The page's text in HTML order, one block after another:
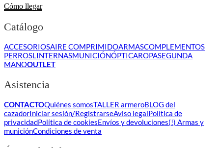
Cómo llegar
Catálogo
ACCESORIOSAIRE COMPRIMIDOARMASCOMPLEMENTOS
PERROSLINTERNASMUNICIÓNÓPTICAROPASEGUNDA
MANOOUTLET
Asistencia
CONTACTOQuiénes somosTALLER armeroBLOG del
cazadorIniciar sesión/RegistrarseAviso legalPolítica de
privacidadPolítica de cookiesEnvíos y devoluciones(!) Armas y
municiónCondiciones de venta